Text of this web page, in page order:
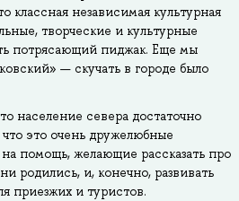
классная независимая культурная
творческие и культурные
потрясающий пиджак. Еще мы
— скучать в городе было
население севера достаточно
это очень дружелюбные
помощь, желающие рассказать про
родились, и, конечно, развивать
приезжих и туристов.